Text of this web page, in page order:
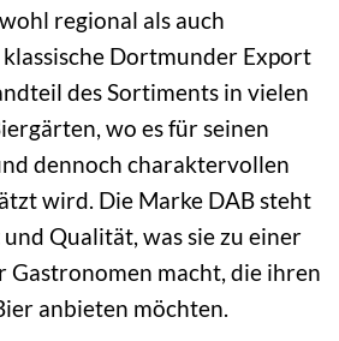
regional als auch
Dortmunder Export
des Sortiments in vielen
wo es für seinen
dennoch charaktervollen
wird. Die Marke DAB steht
Qualität, was sie zu einer
Gastronomen macht, die ihren
anbieten möchten.